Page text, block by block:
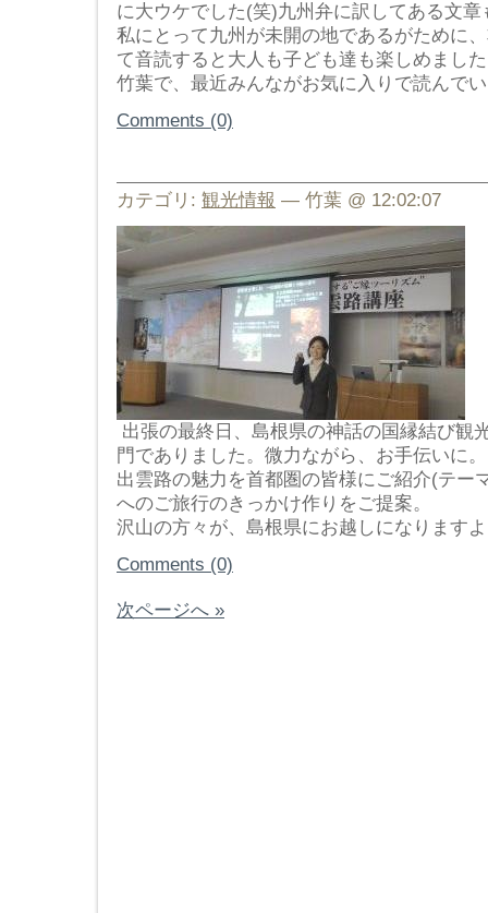
に大ウケでした(笑)九州弁に訳してある文
私にとって九州が未開の地であるがために
て音読すると大人も子ども達も楽しめまし
竹葉で、最近みんながお気に入りで読んで
Comments (0)
カテゴリ: 観光情報 — 竹葉 @ 12:02:07
出張の最終日、島根県の神話の国縁結び観
門でありました。微力ながら、お手伝いに。
出雲路の魅力を首都圏の皆様にご紹介(テー
へのご旅行のきっかけ作りをご提案。
沢山の方々が、島根県にお越しになります
Comments (0)
次ページへ »